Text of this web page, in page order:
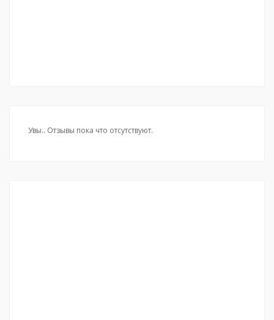
Увы.. Отзывы пока что отсутствуют.